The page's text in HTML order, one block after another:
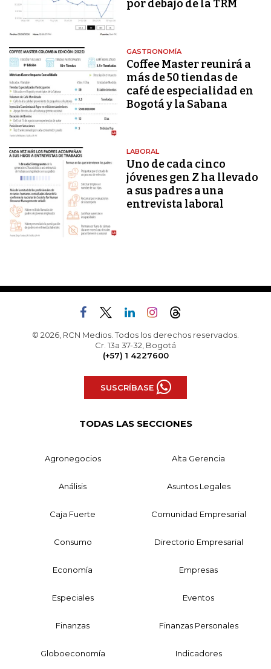
por debajo de la TRM
GASTRONOMÍA
Coffee Master reunirá a
más de 50 tiendas de
café de especialidad en
Bogotá y la Sabana
LABORAL
Uno de cada cinco
jóvenes gen Z ha llevado
a sus padres a una
entrevista laboral
© 2026, RCN Medios. Todos los derechos reservados.
Cr. 13a 37-32, Bogotá
(+57) 1 4227600
SUSCRÍBASE
TODAS LAS SECCIONES
Agronegocios Alta Gerencia
Análisis Asuntos Legales
Caja Fuerte Comunidad Empresarial
Consumo Directorio Empresarial
Economía Empresas
Especiales Eventos
Finanzas Finanzas Personales
Globoeconomía Indicadores